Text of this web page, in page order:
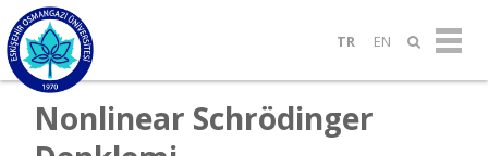
TR EN
Nonlinear Schrödinger